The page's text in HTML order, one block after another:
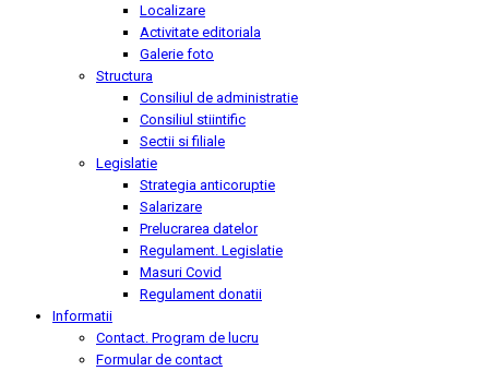
Localizare
Activitate editoriala
Galerie foto
Structura
Consiliul de administratie
Consiliul stiintific
Sectii si filiale
Legislatie
Strategia anticoruptie
Salarizare
Prelucrarea datelor
Regulament. Legislatie
Masuri Covid
Regulament donatii
Informatii
Contact. Program de lucru
Formular de contact